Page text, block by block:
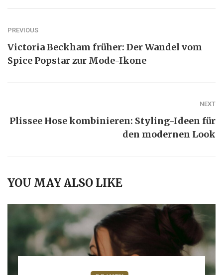
PREVIOUS
Victoria Beckham früher: Der Wandel vom
Spice Popstar zur Mode-Ikone
NEXT
Plissee Hose kombinieren: Styling-Ideen für
den modernen Look
YOU MAY ALSO LIKE